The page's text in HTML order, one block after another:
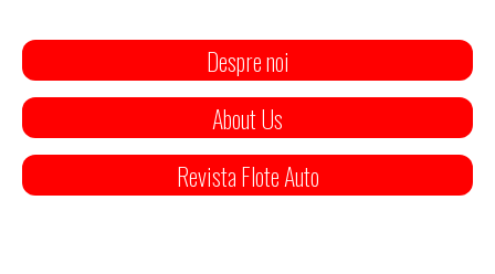
Despre noi
About Us
Revista Flote Auto